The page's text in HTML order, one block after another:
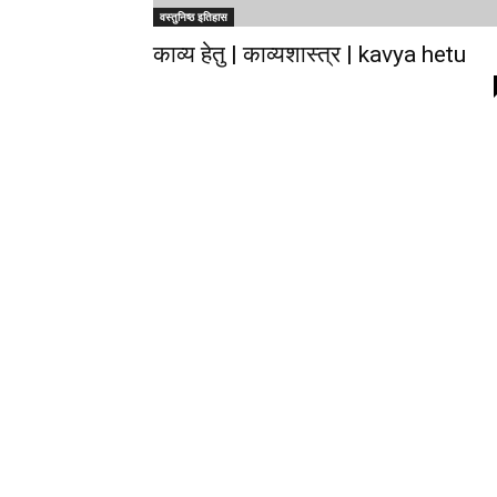
वस्तुनिष्ठ इतिहास
काव्य हेतु | काव्यशास्त्र | kavya hetu